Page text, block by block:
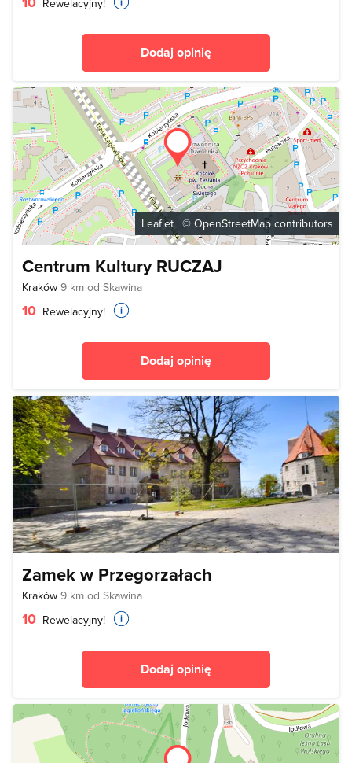
Rewelacyjny!
Dodaj opinię
Leaflet | © OpenStreetMap contributors
Centrum Kultury RUCZAJ
Kraków 9 km od Skawina
10 Rewelacyjny!
Dodaj opinię
Zamek w Przegorzałach
Kraków 9 km od Skawina
10 Rewelacyjny!
Dodaj opinię